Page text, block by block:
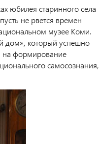
юбилея старинного села
не рвется времен
музее Коми.
дом», который успешно
на формирование
самосознания,